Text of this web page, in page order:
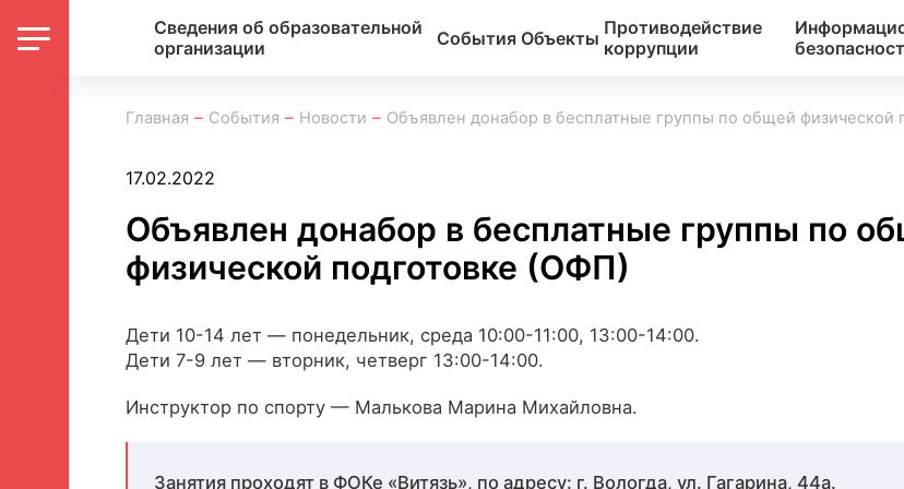
Сведения об образовательной
организации
События Объекты Противодействие
коррупции
Главная События Новости Объявлен донабор в бесплатные группы по общей физической
17.02.2022
Объявлен донабор в бесплатные группы по
физической подготовке (ОФП)
Дети 10-14 лет — понедельник, среда 10:00-11:00, 13:00-14:00.
Дети 7-9 лет — вторник, четверг 13:00-14:00.
Инструктор по спорту — Малькова Марина Михайловна.
Занятия проходят в ФОКе «Витязь», по адресу: г. Вологда, ул. Гагарина, 44а.